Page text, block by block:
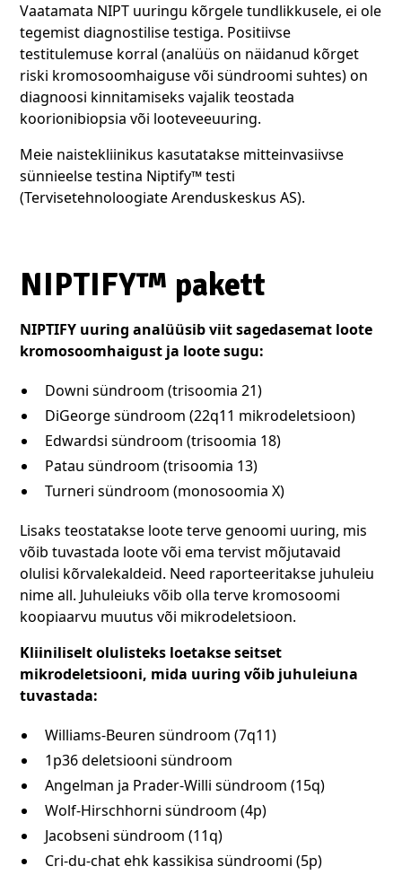
Vaatamata NIPT uuringu kõrgele tundlikkusele, ei ole
tegemist diagnostilise testiga. Positiivse
testitulemuse korral (analüüs on näidanud kõrget
riski kromosoomhaiguse või sündroomi suhtes) on
diagnoosi kinnitamiseks vajalik teostada
koorionibiopsia või looteveeuuring.
Meie naistekliinikus kasutatakse mitteinvasiivse
sünnieelse testina Niptify™ testi
(Tervisetehnoloogiate Arenduskeskus AS).
NIPTIFY™ pakett
NIPTIFY uuring analüüsib viit sagedasemat loote
kromosoomhaigust ja loote sugu:
Downi sündroom (trisoomia 21)
DiGeorge sündroom (22q11 mikrodeletsioon)
Edwardsi sündroom (trisoomia 18)
Patau sündroom (trisoomia 13)
Turneri sündroom (monosoomia X)
Lisaks teostatakse loote terve genoomi uuring, mis
võib tuvastada loote või ema tervist mõjutavaid
olulisi kõrvalekaldeid. Need raporteeritakse juhuleiu
nime all. Juhuleiuks võib olla terve kromosoomi
koopiaarvu muutus või mikrodeletsioon.
Kliiniliselt olulisteks loetakse seitset
mikrodeletsiooni, mida uuring võib juhuleiuna
tuvastada:
Williams-Beuren sündroom (7q11)
1p36 deletsiooni sündroom
Angelman ja Prader-Willi sündroom (15q)
Wolf-Hirschhorni sündroom (4p)
Jacobseni sündroom (11q)
Cri-du-chat ehk kassikisa sündroomi (5p)